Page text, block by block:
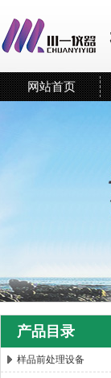
网站首页
产品目录
样品前处理设备